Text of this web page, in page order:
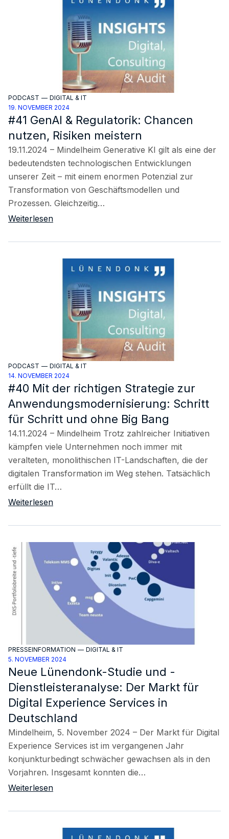
PODCAST — DIGITAL & IT
19. NOVEMBER 2024
#41 GenAI & Regulatorik: Chancen
nutzen, Risiken meistern
19.11.2024 – Mindelheim Generative KI gilt als eine der
bedeutendsten technologischen Entwicklungen
unserer Zeit – mit einem enormen Potenzial zur
Transformation von Geschäftsmodellen und
Prozessen. Gleichzeitig…
Weiterlesen
PODCAST — DIGITAL & IT
14. NOVEMBER 2024
#40 Mit der richtigen Strategie zur
Anwendungsmodernisierung: Schritt
für Schritt und ohne Big Bang
14.11.2024 – Mindelheim Trotz zahlreicher Initiativen
kämpfen viele Unternehmen noch immer mit
veralteten, monolithischen IT-Landschaften, die der
digitalen Transformation im Weg stehen. Tatsächlich
erfüllt die IT…
Weiterlesen
PRESSEINFORMATION — DIGITAL & IT
5. NOVEMBER 2024
Neue Lünendonk-Studie und -
Dienstleisteranalyse: Der Markt für
Digital Experience Services in
Deutschland
Mindelheim, 5. November 2024 – Der Markt für Digital
Experience Services ist im vergangenen Jahr
konjunkturbedingt schwächer gewachsen als in den
Vorjahren. Insgesamt konnten die…
Weiterlesen